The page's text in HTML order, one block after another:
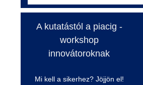
A kutatástól a piacig -
workshop
innovátoroknak
Mi kell a sikerhez? Jöjjön el!